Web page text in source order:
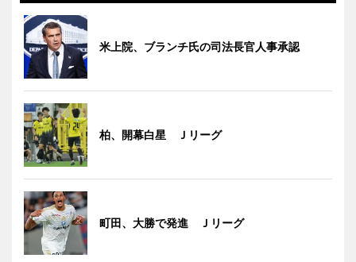
米上院、ブランチ氏の司法長官人事承認
柏、開幕白星 Ｊリーグ
町田、大勝で発進 Ｊリーグ